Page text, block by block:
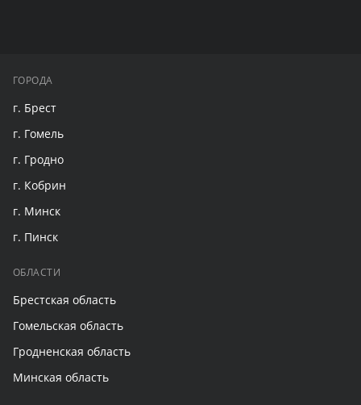
ГОРОДА
г. Брест
г. Гомель
г. Гродно
г. Кобрин
г. Минск
г. Пинск
ОБЛАСТИ
Брестская область
Гомельская область
Гродненская область
Минская область